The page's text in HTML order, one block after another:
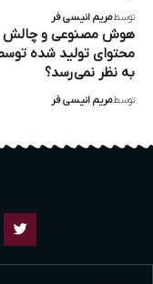
توسطمریم انیسی فر
هوش مصنوعی و چالش
به نظر نمی‌رسد؟
توسطمریم انیسی فر